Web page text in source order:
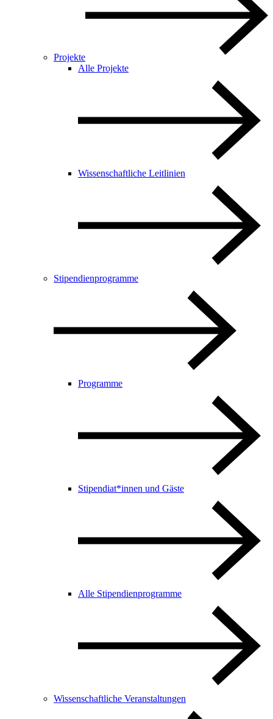
Projekte
Alle Projekte
Wissenschaftliche Leitlinien
Stipendienprogramme
Programme
Stipendiat*innen und Gäste
Alle Stipendienprogramme
Wissenschaftliche Veranstaltungen